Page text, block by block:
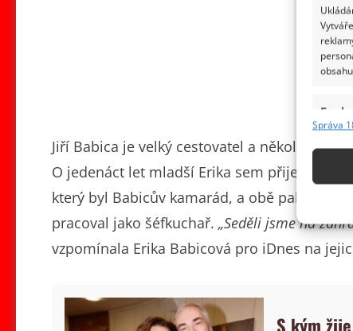
Funkce
Správa
Jiří Babica je velký cestovatel a několik let
O jedenáct let mladší Erika sem přijela s
který byl Babicův kamarád, a obě pak
pracoval jako šéfkuchař. „Seděli jsme na
vzpomínala Erika Babicová pro iDnes na